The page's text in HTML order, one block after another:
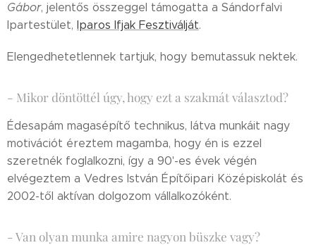
Gábor, jelentős összeggel támogatta a Sándorfalvi
Ipartestület, Iparos Ifjak Fesztiválját.
Elengedhetetlennek tartjuk, hogy bemutassuk nektek.
- Mikor döntöttél úgy, hogy ezt a szakmát választod?
Édesapám magasépítő technikus, látva munkáit nagy
motivációt éreztem magamba, hogy én is ezzel
szeretnék foglalkozni, így a 90'-es évek végén
elvégeztem a Vedres István Építőipari Középiskolát és
2002-től aktívan dolgozom vállalkozóként.
- Van olyan munka amire nagyon büszke vagy?